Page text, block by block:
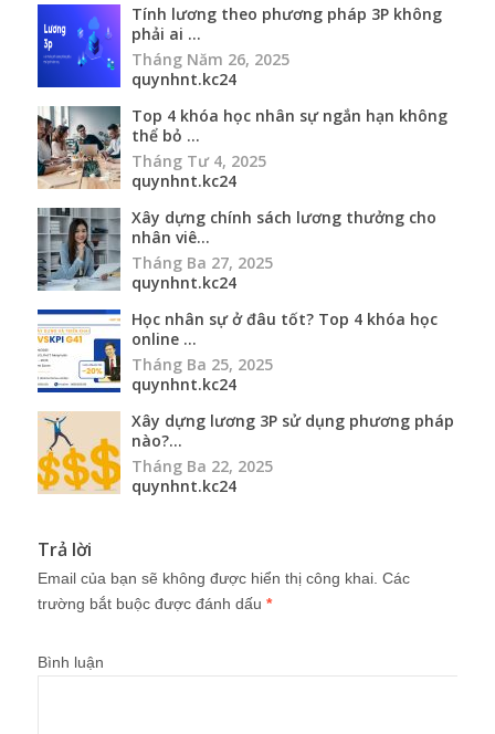
Tính lương theo phương pháp 3P không
phải ai ...
Tháng Năm 26, 2025
quynhnt.kc24
Top 4 khóa học nhân sự ngắn hạn không
thể bỏ ...
Tháng Tư 4, 2025
quynhnt.kc24
Xây dựng chính sách lương thưởng cho
nhân viê...
Tháng Ba 27, 2025
quynhnt.kc24
Học nhân sự ở đâu tốt? Top 4 khóa học
online ...
Tháng Ba 25, 2025
quynhnt.kc24
Xây dựng lương 3P sử dụng phương pháp
nào?...
Tháng Ba 22, 2025
quynhnt.kc24
Trả lời
Email của bạn sẽ không được hiển thị công khai. Các
trường bắt buộc được đánh dấu *
Bình luận